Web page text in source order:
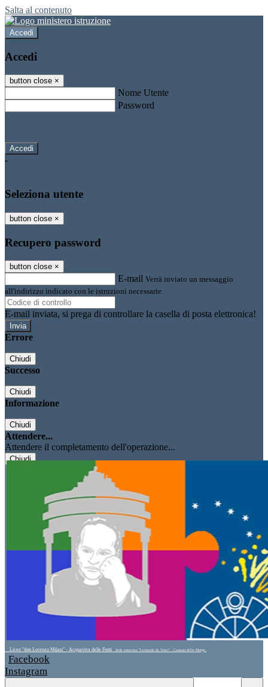
Salta al contenuto
Accedi
Accedi
button close ×
Nome Utente
Password
-
Seleziona utente
button close ×
Recupero password
button close ×
E-mail Verrà inviato un messaggio
all'indirizzo indicato con le istruzioni necessarie.
E-mail inviata, si prega di controllare la casella di posta elettronica!
Errore
Chiudi
Successo
Chiudi
Informazione
Chiudi
Attendere...
Attendere il completamento dell'operazione...
Chiudi
Liceo "don Lorenzo Milani" - Acquaviva delle Fonti Sede associata "Leonardo da Vinci" - Cassano delle Murge
Facebook
Instagram